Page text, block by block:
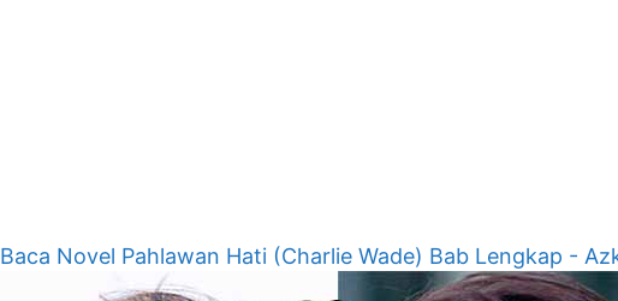
Baca Novel Pahlawan Hati (Charlie Wade) Bab Lengkap -